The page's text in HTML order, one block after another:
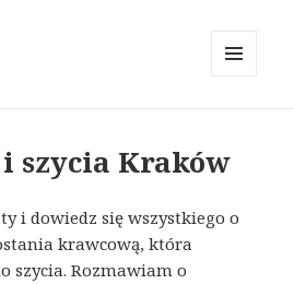
szycia Kraków
i dowiedz się wszystkiego o
krawcową, która
szycia. Rozmawiam o